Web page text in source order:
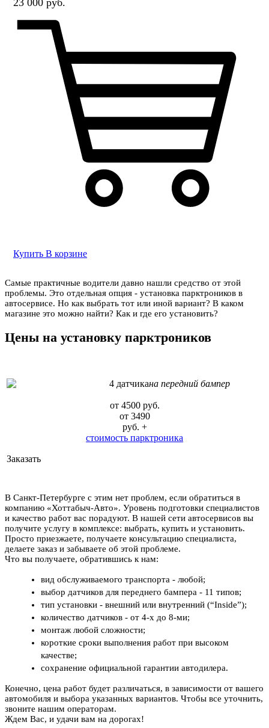
Купить В корзине
Самые практичные водители давно нашли средство от этой
проблемы. Это отдельная опция - установка парктроников в
автосервисе. Но как выбрать тот или иной вариант? В каком
магазине это можно найти? Как и где его установить?
Цены на установку парктроников
4 датчикана передний бампер
от 4500 руб.
от 3490
руб. +
стоимость парктроника
Заказать
В Санкт-Петербурге с этим нет проблем, если обратиться в
компанию «Хоттабыч-Авто». Уровень подготовки специалистов
и качество работ вас порадуют. В нашей сети автосервисов вы
получите услугу в комплексе: выбрать, купить и установить.
Просто приезжаете, получаете консультацию специалиста,
делаете заказ и забываете об этой проблеме.
Что вы получаете, обратившись к нам:
вид обслуживаемого транспорта - любой;
выбор датчиков для переднего бампера - 11 типов;
тип установки - внешний или внутренний (“Inside”);
количество датчиков - от 4-х до 8-ми;
монтаж любой сложности;
короткие сроки выполнения работ при высоком
качестве;
сохранение официальной гарантии автодилера.
Конечно, цена работ будет различаться, в зависимости от вашего
автомобиля и выбора указанных вариантов. Чтобы все уточнить,
звоните нашим операторам.
Ждем Вас, и удачи вам на дорогах!